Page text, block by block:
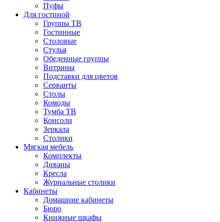
Пуфы
Для гостиной
Группы ТВ
Гостинные
Столовые
Стулья
Обеденные группы
Витрины
Подставки для цветов
Серванты
Столы
Комоды
Тумба ТВ
Консоли
Зеркала
Столики
Мягкая мебель
Комплекты
Диваны
Кресла
Журнальные столики
Кабинеты
Домашние кабинеты
Бюро
Книжные шкафы